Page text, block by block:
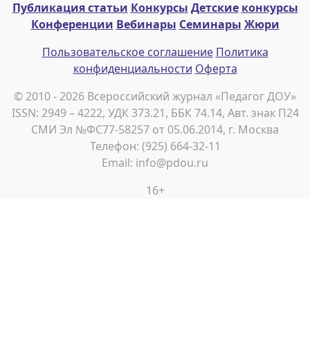
Публикация статьи Конкурсы Детские конкурсы
Конференции Вебинары Семинары Жюри
Пользовательское соглашение Политика
конфиденциальности Оферта
© 2010 - 2026 Всероссийский журнал «Педагог ДОУ»
ISSN: 2949 – 4222, УДК 373.21, ББК 74.14, Авт. знак П24
СМИ Эл №ФС77-58257 от 05.06.2014, г. Москва
Телефон: (925) 664-32-11
Email: info@pdou.ru
16+